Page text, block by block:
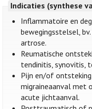
Indicaties (synthese
Inflammatoire en
bewegingsstelsel,
artrose.
Reumatische
tendinitis, synovitis,
Pijn en/of
migraineaanval met
acute jichtaanval.